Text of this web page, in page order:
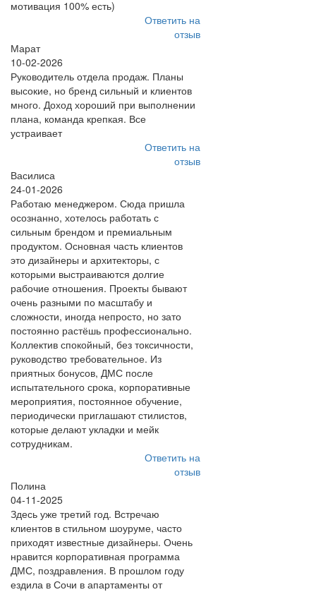
мотивация 100% есть)
Ответить на
отзыв
Марат
10-02-2026
Руководитель отдела продаж. Планы
высокие, но бренд сильный и клиентов
много. Доход хороший при выполнении
плана, команда крепкая. Все
устраивает
Ответить на
отзыв
Василиса
24-01-2026
Работаю менеджером. Сюда пришла
осознанно, хотелось работать с
сильным брендом и премиальным
продуктом. Основная часть клиентов
это дизайнеры и архитекторы, с
которыми выстраиваются долгие
рабочие отношения. Проекты бывают
очень разными по масштабу и
сложности, иногда непросто, но зато
постоянно растёшь профессионально.
Коллектив спокойный, без токсичности,
руководство требовательное. Из
приятных бонусов, ДМС после
испытательного срока, корпоративные
мероприятия, постоянное обучение,
периодически приглашают стилистов,
которые делают укладки и мейк
сотрудникам.
Ответить на
отзыв
Полина
04-11-2025
Здесь уже третий год. Встречаю
клиентов в стильном шоуруме, часто
приходят известные дизайнеры. Очень
нравится корпоративная программа
ДМС, поздравления. В прошлом году
ездила в Сочи в апартаменты от